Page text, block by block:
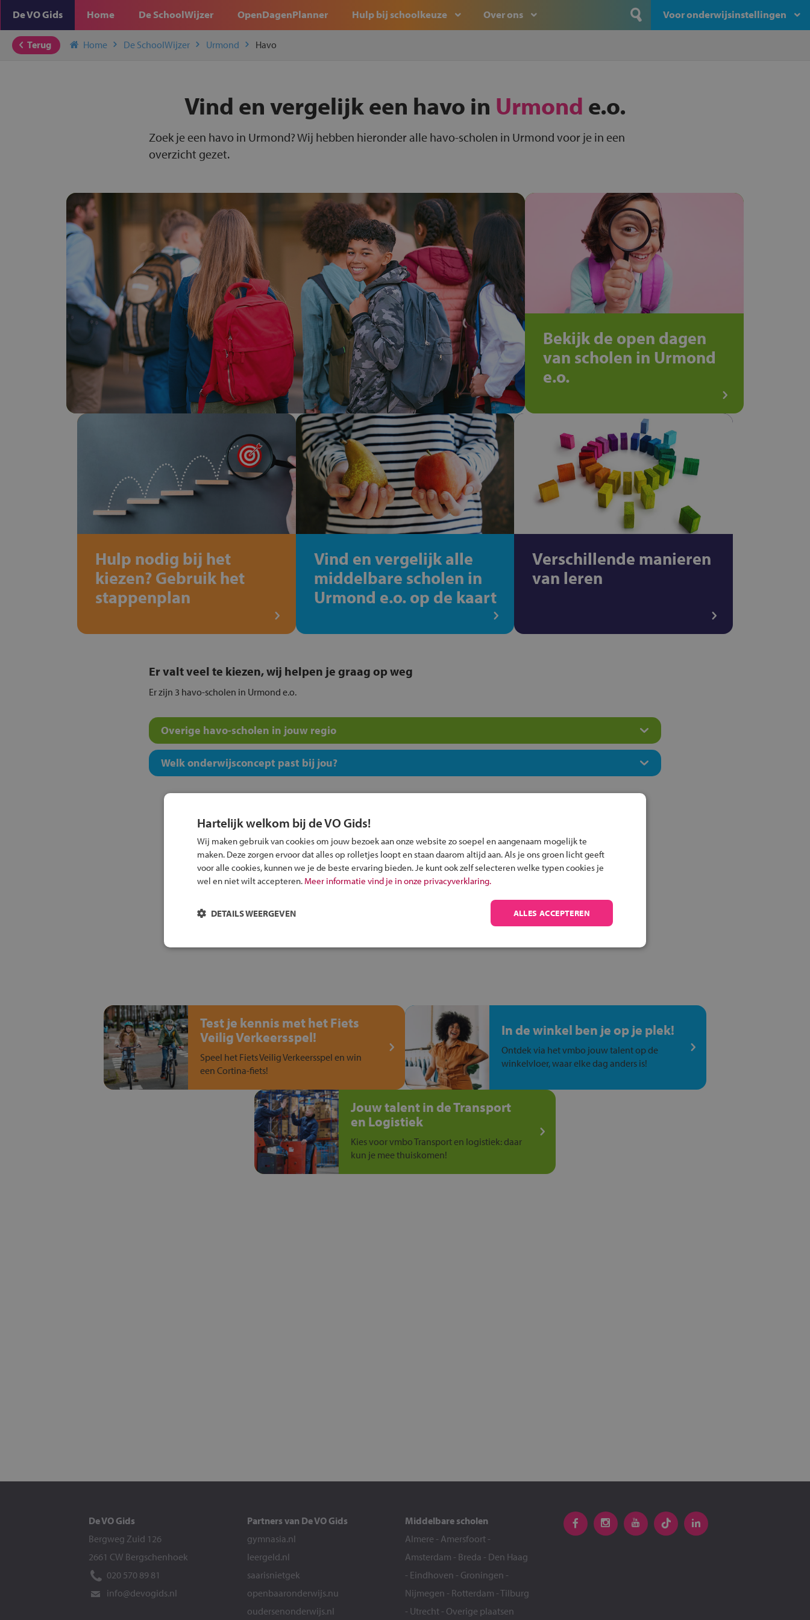
De VO Gids Home De SchoolWijzer OpenDagenPlanner Hulp bij schoolkeuze Over ons Voor onderwijsinstellingen
Terug Home De SchoolWijzer Urmond Havo
Vind en vergelijk een havo in Urmond e.o.
Zoek je een havo in Urmond? Wij hebben hieronder alle havo-scholen in Urmond voor je in een
overzicht gezet.
Bekijk de open dagen
van scholen in Urmond
e.o.
Hulp nodig bij het
kiezen? Gebruik het
stappenplan
Vind en vergelijk alle
middelbare scholen in
Urmond e.o. op de kaart
Verschillende manieren
van leren
Er valt veel te kiezen, wij helpen je graag op weg
Er zijn 3 havo-scholen in Urmond e.o.
Overige havo-scholen in jouw regio
Welk onderwijsconcept past bij jou?
Inschrijven?
Alle informatie om je kind aan te melden bij
een middelbare school.
Test je kennis met het Fiets
Veilig Verkeersspel!
Speel het Fiets Veilig Verkeersspel en win
een Cortina-fiets!
In de winkel ben je op je plek!
Ontdek via het vmbo jouw talent op de
winkelvloer, waar elke dag anders is!
Jouw talent in de Transport
en Logistiek
Kies voor vmbo Transport en logistiek: daar
kun je mee thuiskomen!
De VO Gids
Bergweg Zuid 126
2661 CW Bergschenhoek
020 570 89 81
info@devogids.nl
Partners van De VO Gids
gymnasia.nl
leergeld.nl
saarisnietgek
openbaaronderwijs.nu
oudersenonderwijs.nl
Middelbare scholen
Almere - Amersfoort -
Amsterdam - Breda - Den Haag
- Eindhoven - Groningen -
Nijmegen - Rotterdam -Tilburg
- Utrecht - Overige plaatsen
Hartelijk welkom bij de VO Gids!
Wij maken gebruik van cookies om jouw bezoek aan onze website zo soepel en aangenaam mogelijk te
maken. Deze zorgen ervoor dat alles op rolletjes loopt en staan daarom altijd aan. Als je ons groen licht geeft
voor alle cookies, kunnen we je de beste ervaring bieden. Je kunt ook zelf selecteren welke typen cookies je
wel en niet wilt accepteren. Meer informatie vind je in onze privacyverklaring.
ALLES ACCEPTEREN
DETAILS WEERGEVEN